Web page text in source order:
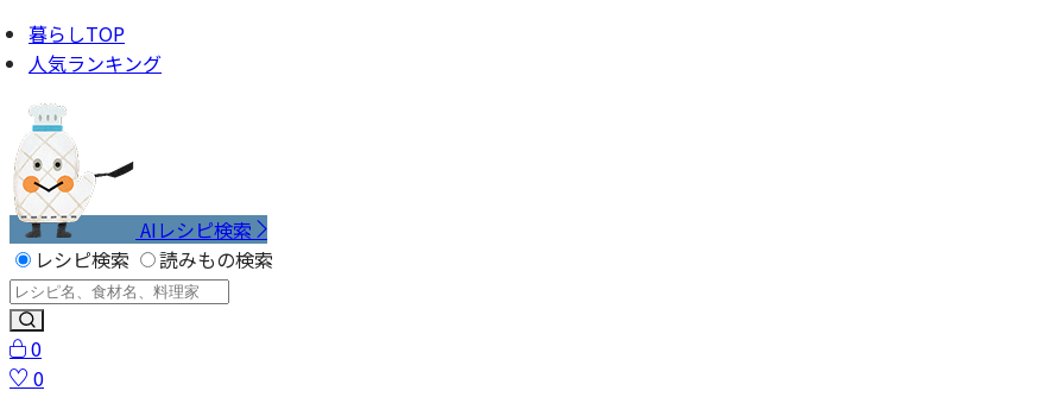
暮らしTOP
人気ランキング
AIレシピ検索
レシピ検索
読みもの検索
0
0